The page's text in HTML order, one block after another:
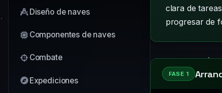
Diseño de naves
Componentes de naves
Combate
Expediciones
clara de
progresar de
FASE 1